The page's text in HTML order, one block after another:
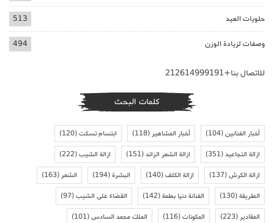
حلويات العيد 513
وصفات لزيادة الوزن 494
للاتصال بنا+212614999191
كلمات البحث
أخبار الفنانين(104) أخبار المشاهير(118) ابتسام تسكت(120)
ازالة التجاعيد(351) ازالة الشعر الزائد(151) ازالة الشيب(222)
ازالة الكرش(137) ازالة الكلف(140) البشرة(194) الشعر(163)
الطريقة(130) الفنانة دنيا بطمة(142) القضاء على الشيب(97)
المقادير(223) المكونات(116) الملك محمد السادس(101)